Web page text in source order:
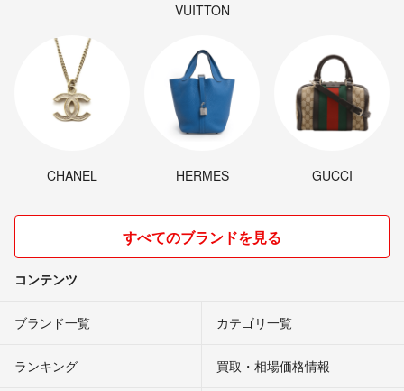
VUITTON
CHANEL HERMES GUCCI
すべてのブランドを見る
コンテンツ
ブランド一覧 カテゴリ一覧
ランキング 買取・相場価格情報